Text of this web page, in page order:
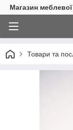
Магазин
Товари та